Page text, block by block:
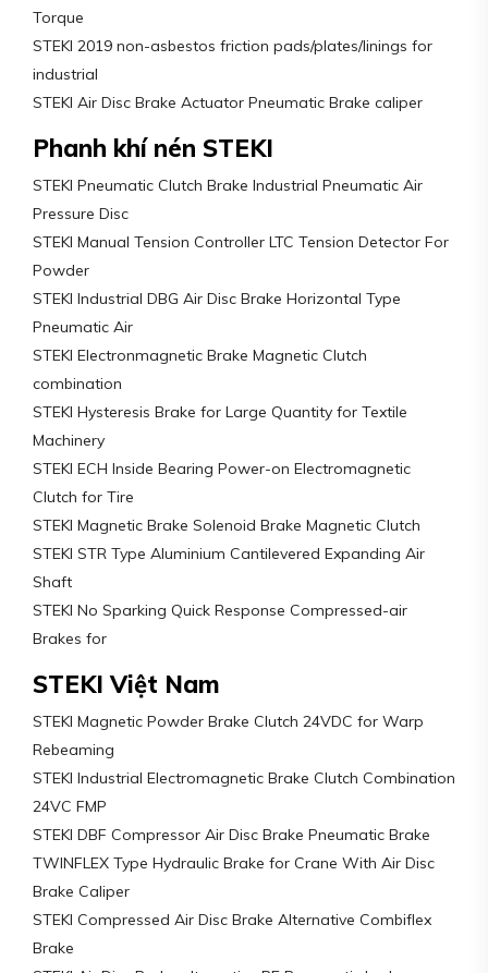
Torque
STEKI 2019 non-asbestos friction pads/plates/linings for
industrial
STEKI Air Disc Brake Actuator Pneumatic Brake caliper
Phanh khí nén STEKI
STEKI Pneumatic Clutch Brake Industrial Pneumatic Air
Pressure Disc
STEKI Manual Tension Controller LTC Tension Detector For
Powder
STEKI Industrial DBG Air Disc Brake Horizontal Type
Pneumatic Air
STEKI Electronmagnetic Brake Magnetic Clutch
combination
STEKI Hysteresis Brake for Large Quantity for Textile
Machinery
STEKI ECH Inside Bearing Power-on Electromagnetic
Clutch for Tire
STEKI Magnetic Brake Solenoid Brake Magnetic Clutch
STEKI STR Type Aluminium Cantilevered Expanding Air
Shaft
STEKI No Sparking Quick Response Compressed-air
Brakes for
STEKI Việt Nam
STEKI Magnetic Powder Brake Clutch 24VDC for Warp
Rebeaming
STEKI Industrial Electromagnetic Brake Clutch Combination
24VC FMP
STEKI DBF Compressor Air Disc Brake Pneumatic Brake
TWINFLEX Type Hydraulic Brake for Crane With Air Disc
Brake Caliper
STEKI Compressed Air Disc Brake Alternative Combiflex
Brake